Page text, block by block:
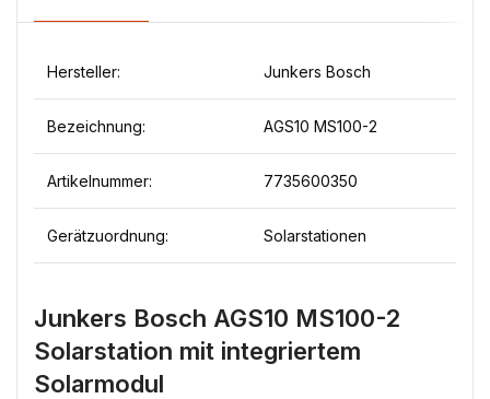
Hersteller: Junkers Bosch
Bezeichnung: AGS10 MS100-2
Artikelnummer: 7735600350
Gerätzuordnung: Solarstationen
Junkers Bosch AGS10 MS100-2
Solarstation mit integriertem
Solarmodul